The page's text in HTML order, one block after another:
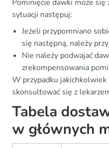
Pominięcie dawki może się
sytuacji następuj:
Jeżeli przypomniano
się następną, należy
Nie należy podwajać
zrekompensowania
W przypadku
skonsultować się z
Tabela
w głównych